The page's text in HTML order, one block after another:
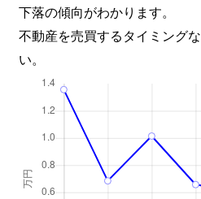
下落の傾向がわかります。
不動産を売買するタイミング
い。